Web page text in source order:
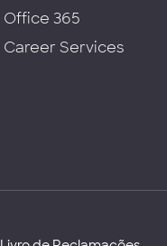
Office 365
Career Services